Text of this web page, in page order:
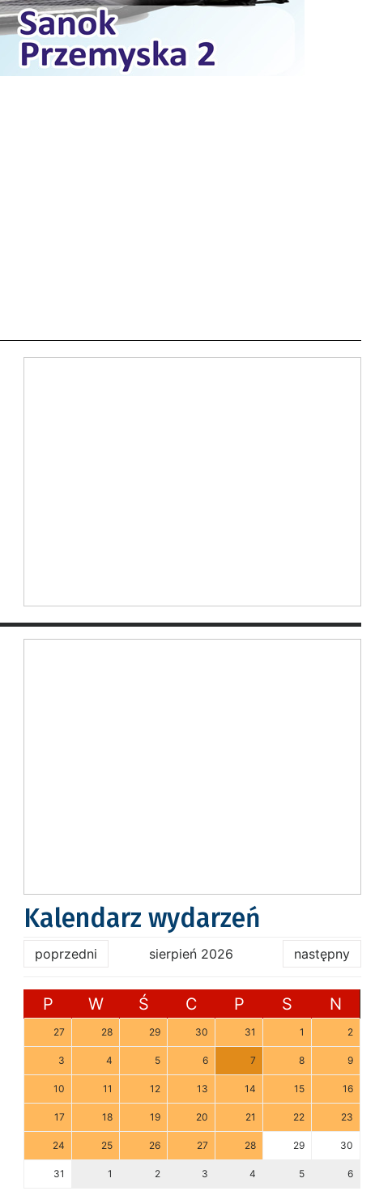
Kalendarz wydarzeń
poprzedni sierpień 2026 następny
P W Ś C P S N
27 28 29 30 31 1 2
3 4 5 6 7 8 9
10 11 12 13 14 15 16
17 18 19 20 21 22 23
24 25 26 27 28 29 30
31 1 2 3 4 5 6